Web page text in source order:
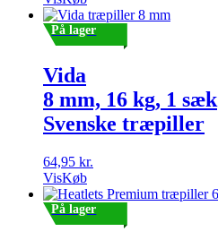
På lager
Vida
8 mm, 16 kg, 1 sæk
Svenske træpiller
64,95 kr.
VisKøb
På lager